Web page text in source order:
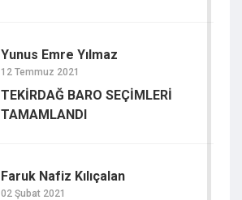
Yunus Emre Yılmaz
12 Temmuz 2021
TEKİRDAĞ BARO SEÇİMLERİ
TAMAMLANDI
Faruk Nafiz Kılıçalan
02 Şubat 2021